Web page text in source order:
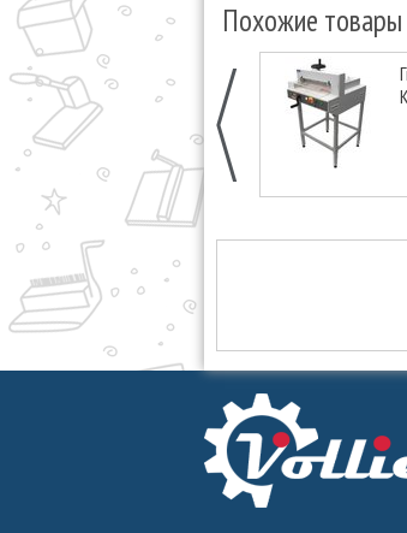
Похожие товары